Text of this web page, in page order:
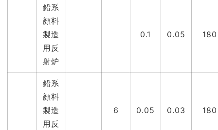
鉛系
顔料
製造
用反
射炉
0.1 0.05 180
鉛系
顔料
製造
用反
6 0.05 0.03 180